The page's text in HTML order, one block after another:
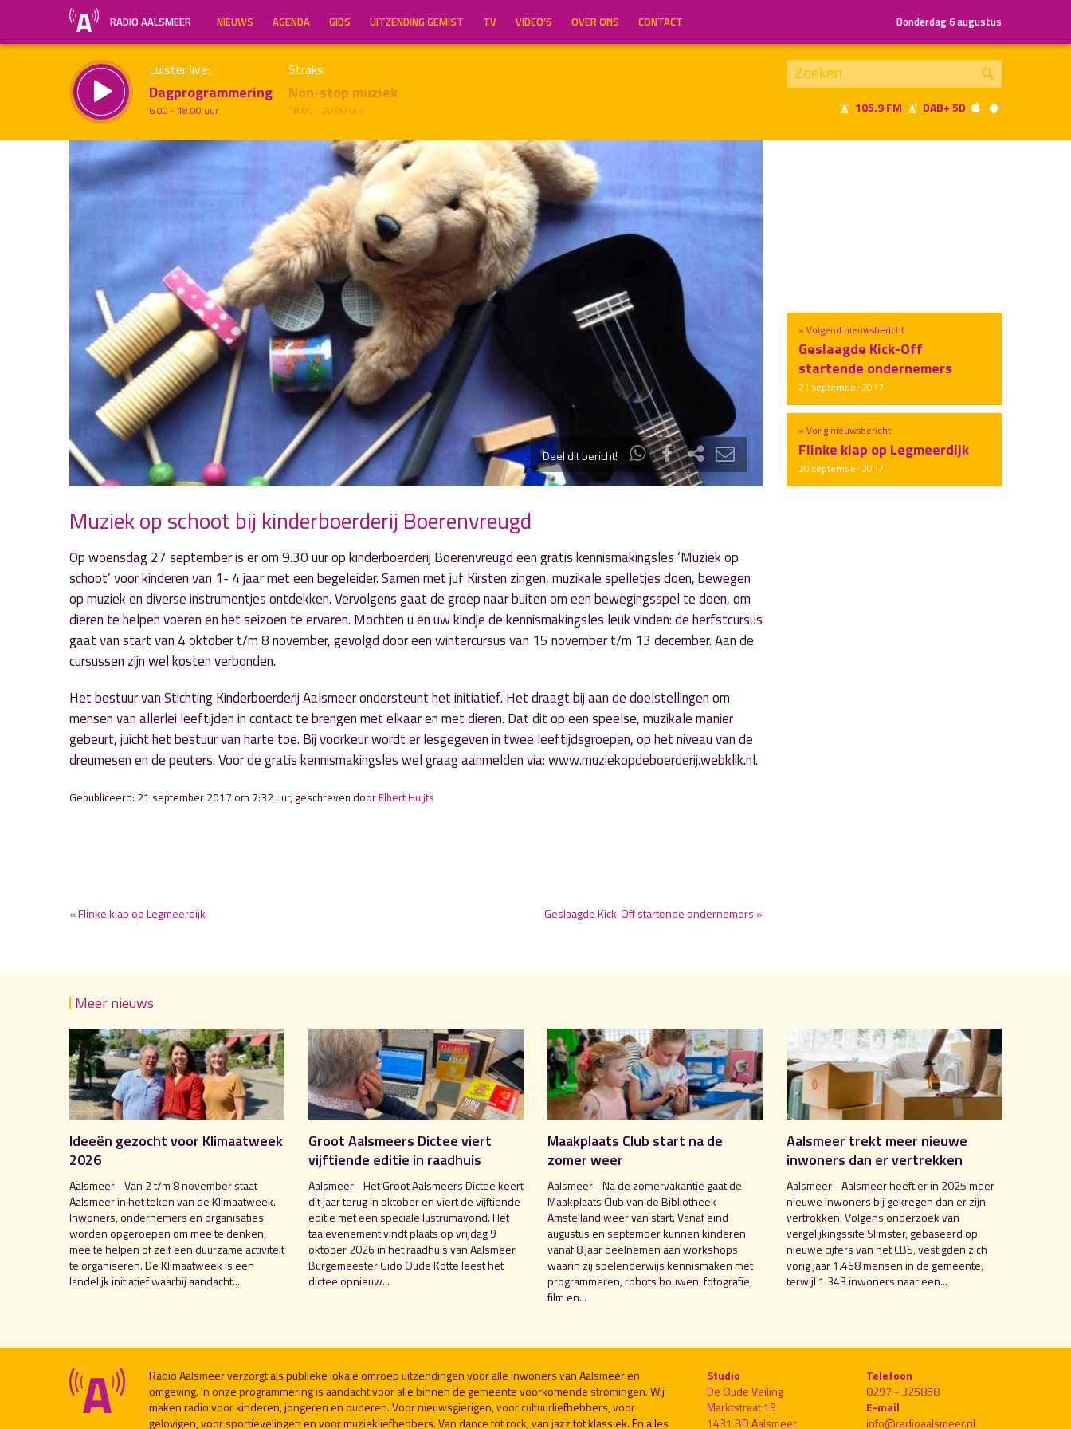
RADIO AALSMEER NIEUWS AGENDA GIDS UITZENDING GEMIST TV VIDEO’S OVER ONS CONTACT Donderdag 6 augustus
Luister live:
Dagprogrammering
6.00 - 18.00 uur
Straks:
Non-stop muziek
18.00 - 20.00 uur 105.9 FM DAB+ 5D
Deel dit bericht!
« Vorig nieuwsbericht
Flinke klap op Legmeerdijk
20 september 2017
» Volgend nieuwsbericht
Geslaagde Kick-Off
startende ondernemers
21 september 2017
Muziek op schoot bij kinderboerderij Boerenvreugd
Op woensdag 27 september is er om 9.30 uur op kinderboerderij Boerenvreugd een gratis kennismakingsles ‘Muziek op
schoot’ voor kinderen van 1- 4 jaar met een begeleider. Samen met juf Kirsten zingen, muzikale spelletjes doen, bewegen
op muziek en diverse instrumentjes ontdekken. Vervolgens gaat de groep naar buiten om een bewegingsspel te doen, om
dieren te helpen voeren en het seizoen te ervaren. Mochten u en uw kindje de kennismakingsles leuk vinden: de herfstcursus
gaat van start van 4 oktober t/m 8 november, gevolgd door een wintercursus van 15 november t/m 13 december. Aan de
cursussen zijn wel kosten verbonden.
Het bestuur van Stichting Kinderboerderij Aalsmeer ondersteunt het initiatief. Het draagt bij aan de doelstellingen om
mensen van allerlei leeftijden in contact te brengen met elkaar en met dieren. Dat dit op een speelse, muzikale manier
gebeurt, juicht het bestuur van harte toe. Bij voorkeur wordt er lesgegeven in twee leeftijdsgroepen, op het niveau van de
dreumesen en de peuters. Voor de gratis kennismakingsles wel graag aanmelden via: www.muziekopdeboerderij.webklik.nl.
Gepubliceerd: 21 september 2017 om 7:32 uur, geschreven doorElbert Huijts
« Flinke klap op Legmeerdijk Geslaagde Kick-Off startende ondernemers »
Meer nieuws
Ideeën gezocht voor Klimaatweek
2026
Aalsmeer - Van 2 t/m 8 november staat
Aalsmeer in het teken van de Klimaatweek.
Inwoners, ondernemers en organisaties
worden opgeroepen om mee te denken,
mee te helpen of zelf een duurzame activiteit
te organiseren. De Klimaatweek is een
landelijk initiatief waarbij aandacht...
Groot Aalsmeers Dictee viert
vijftiende editie in raadhuis
Aalsmeer - Het Groot Aalsmeers Dictee keert
dit jaar terug in oktober en viert de vijftiende
editie met een speciale lustrumavond. Het
taalevenement vindt plaats op vrijdag 9
oktober 2026 in het raadhuis van Aalsmeer.
Burgemeester Gido Oude Kotte leest het
dictee opnieuw...
Maakplaats Club start na de
zomer weer
Aalsmeer - Na de zomervakantie gaat de
Maakplaats Club van de Bibliotheek
Amstelland weer van start. Vanaf eind
augustus en september kunnen kinderen
vanaf 8 jaar deelnemen aan workshops
waarin zij spelenderwijs kennismaken met
programmeren, robots bouwen, fotografie,
film en...
Aalsmeer trekt meer nieuwe
inwoners dan er vertrekken
Aalsmeer - Aalsmeer heeft er in 2025 meer
nieuwe inwoners bij gekregen dan er zijn
vertrokken. Volgens onderzoek van
vergelijkingssite Slimster, gebaseerd op
nieuwe cijfers van het CBS, vestigden zich
vorig jaar 1.468 mensen in de gemeente,
terwijl 1.343 inwoners naar een...
Radio Aalsmeer verzorgt als publieke lokale omroep uitzendingen voor alle inwoners van Aalsmeer en
omgeving. In onze programmering is aandacht voor alle binnen de gemeente voorkomende stromingen. Wij
maken radio voor kinderen, jongeren en ouderen. Voor nieuwsgierigen, voor cultuurliefhebbers, voor
gelovigen, voor sportievelingen en voor muziekliefhebbers. Van dance tot rock, van jazz tot klassiek. En alles
Studio
De Oude Veiling
Marktstraat 19
1431 BD Aalsmeer
Telefoon
0297 - 325858
E-mail
info@radioaalsmeer.nl